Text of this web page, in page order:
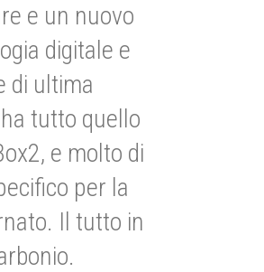
e un nuovo
digitale e
di ultima
tutto quello
e molto di
per la
Il tutto in